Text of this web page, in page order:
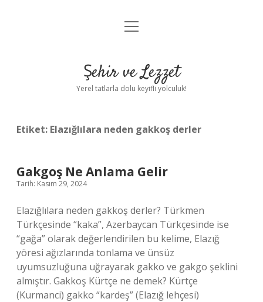
Anasayfa
Yasal Uyarı
menüyü
Şehir ve Lezzet
Yerel tatlarla dolu keyifli yolculuk!
Etiket: Elazığlılara neden gakkoş derler
Gakgoş Ne Anlama Gelir
Tarih: Kasım 29, 2024
Elazığlılara neden gakkoş derler? Türkmen
Türkçesinde “kaka”, Azerbaycan Türkçesinde ise
“gağa” olarak değerlendirilen bu kelime, Elazığ
yöresi ağızlarında tonlama ve ünsüz
uyumsuzluğuna uğrayarak gakko ve gakgo şeklini
almıştır. Gakkoş Kürtçe ne demek? Kürtçe
(Kurmanci) gakko “kardeş” (Elazığ lehçesi)